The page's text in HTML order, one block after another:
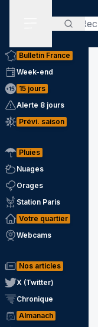
Bulletin France
Week-end
15 jours
Alerte 8 jours
Prévi. saison
Pluies
Nuages
Orages
Station Paris
Votre quartier
Webcams
Nos articles
X (Twitter)
Chronique
Almanach